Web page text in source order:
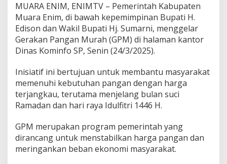
a
k
a
n
P
a
g
n
M
u
a
h
MUARA ENIM, ENIMTV – Pemerintah Kabupaten
Muara Enim, di bawah kepemimpinan Bupati H.
Edison dan Wakil Bupati Hj. Sumarni, menggelar
Gerakan Pangan Murah (GPM) di halaman kantor
Dinas Kominfo SP, Senin (24/3/2025).
Inisiatif ini bertujuan untuk membantu masyarakat
memenuhi kebutuhan pangan dengan harga
terjangkau, terutama menjelang bulan suci
Ramadan dan hari raya Idulfitri 1446 H.
GPM merupakan program pemerintah yang
dirancang untuk menstabilkan harga pangan dan
meringankan beban ekonomi masyarakat.